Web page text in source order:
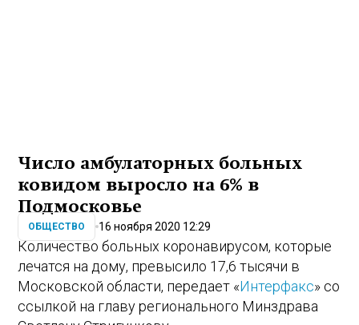
Число амбулаторных больных
ковидом выросло на 6% в
Подмосковье
ОБЩЕСТВО 16 ноября 2020 12:29
Количество больных коронавирусом, которые
лечатся на дому, превысило 17,6 тысячи в
Московской области, передает «Интерфакс» со
ссылкой на главу регионального Минздрава